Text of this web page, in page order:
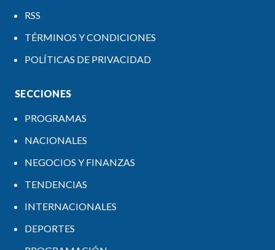
RSS
TÉRMINOS Y CONDICIONES
POLÍTICAS DE PRIVACIDAD
SECCIONES
PROGRAMAS
NACIONALES
NEGOCIOS Y FINANZAS
TENDENCIAS
INTERNACIONALES
DEPORTES